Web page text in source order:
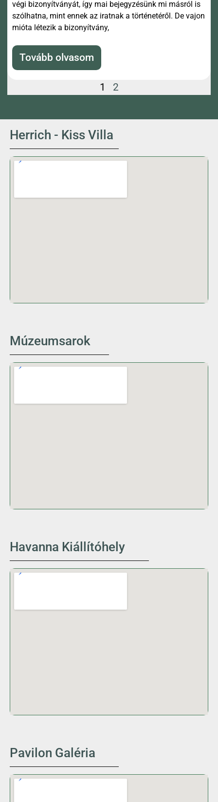
végi bizonyítványát, így mai bejegyzésünk mi másról is
szólhatna, mint ennek az iratnak a történetéről. De vajon
mióta létezik a bizonyítvány,
Tovább olvasom
1 2
Herrich - Kiss Villa
Múzeumsarok
Havanna Kiállítóhely
Pavilon Galéria